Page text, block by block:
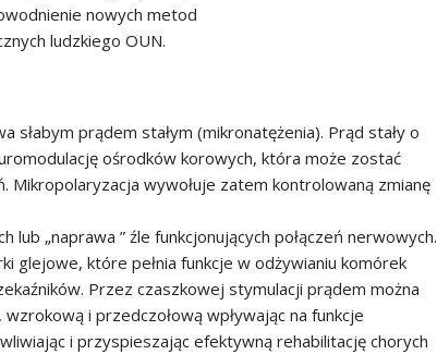
nowych metod
ludzkiego OUN.
prądem stałym (mikronatężenia). Prąd stały o
ośrodków korowych, która może zostać
Mikropolaryzacja wywołuje zatem kontrolowaną zmianę
„naprawa ” źle funkcjonujących połączeń nerwowych.
glejowe, które pełnia funkcje w odżywianiu komórek
Przez czaszkowej stymulacji prądem można
i przedczołową wpływając na funkcje
i przyspieszając efektywną rehabilitację chorych